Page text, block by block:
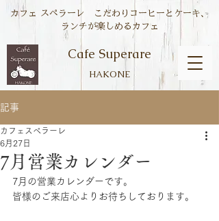
Cafe Superare
HAKONE
カフェ スペラーレ こだわりコーヒーとケーキ、
ランチが楽しめるカフェ
記事
7月営業カレンダー
カフェスペラーレ
6月27日
7月の営業カレンダーです。
皆様のご来店心よりお待ちしております。